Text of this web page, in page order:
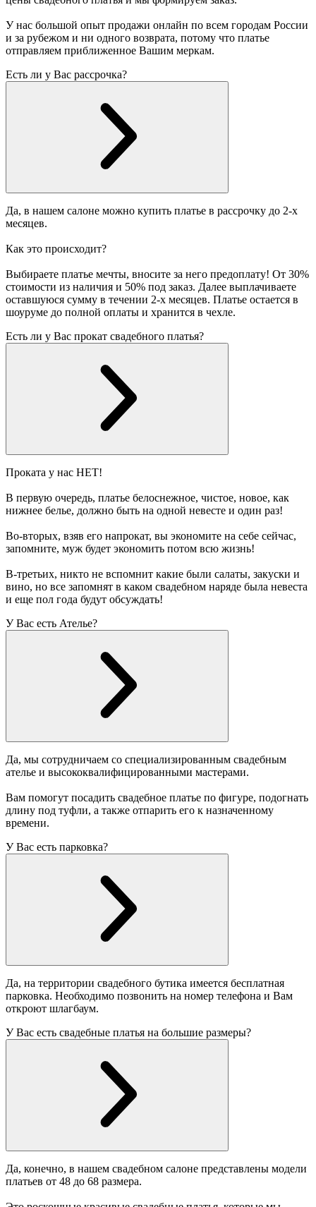
У нас большой опыт продажи онлайн по всем городам России
и за рубежом и ни одного возврата, потому что платье
отправляем приближенное Вашим меркам.
Есть ли у Вас рассрочка?
Да, в нашем салоне можно купить платье в рассрочку до 2-х
месяцев.
Как это происходит?
Выбираете платье мечты, вносите за него предоплату! От 30%
стоимости из наличия и 50% под заказ. Далее выплачиваете
оставшуюся сумму в течении 2-х месяцев. Платье остается в
шоуруме до полной оплаты и хранится в чехле.
Есть ли у Вас прокат свадебного платья?
Проката у нас НЕТ!
В первую очередь, платье белоснежное, чистое, новое, как
нижнее белье, должно быть на одной невесте и один раз!
Во-вторых, взяв его напрокат, вы экономите на себе сейчас,
запомните, муж будет экономить потом всю жизнь!
В-третьих, никто не вспомнит какие были салаты, закуски и
вино, но все запомнят в каком свадебном наряде была невеста
и еще пол года будут обсуждать!
У Вас есть Ателье?
Да, мы сотрудничаем со специализированным свадебным
ателье и высококвалифицированными мастерами.
Вам помогут посадить свадебное платье по фигуре, подогнать
длину под туфли, а также отпарить его к назначенному
времени.
У Вас есть парковка?
Да, на территории свадебного бутика имеется бесплатная
парковка. Необходимо позвонить на номер телефона и Вам
откроют шлагбаум.
У Вас есть свадебные платья на большие размеры?
Да, конечно, в нашем свадебном салоне представлены модели
платьев от 48 до 68 размера.